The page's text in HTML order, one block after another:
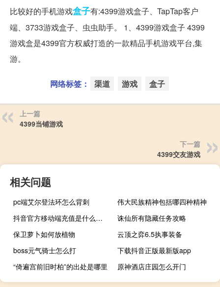
比较好的手机游戏盒子有:4399游戏盒子、TapTap客户
端、3733游戏盒子、虫虫助手。 1、4399游戏盒子 4399
游戏盒是4399官方权威打造的一款精品手机游戏平台,集
游。
网络标签： 渠道 游戏 盒子
上一篇
4399当铺游戏
下一篇
4399交友游戏
相关问题
pc端艾尔登法环怎么背刺
伟大民族精神包括哪四种精神
抖音官方移动端充值是什么意思
诛仙所有隐藏任务攻略
保卫萝卜如何放植物
云顶之弈6.5执事装备
boss元气骑士怎么打
下载抖音正版最新版app
“倚遍宫前旧时柏”的出处是哪里
原神酒店庄园怎么开门